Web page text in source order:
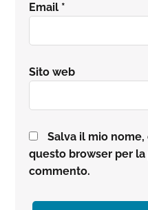
Email *
Sito web
Salva il mio
questo browser per
commento.